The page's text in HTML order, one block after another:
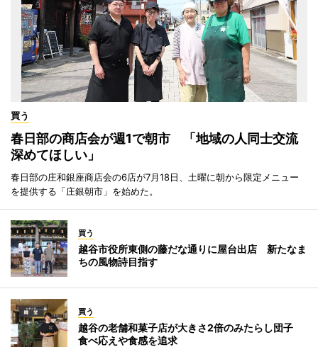
買う
春日部の商店会が週1で朝市 「地域の人同士交流
深めてほしい」
春日部の庄和銀座商店会の6店が7月18日、土曜に朝から限定メニュー
を提供する「庄銀朝市」を始めた。
買う
越谷市役所東側の藤だな通りに屋台出店 新たなま
ちの風物詩目指す
買う
越谷の老舗和菓子店が大きさ2倍のみたらし団子
食べ応えや食感を追求